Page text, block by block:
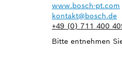
www.bosch-pt.com
kontakt@bosch.de
+49 (0) 711 400
Bitte entnehmen